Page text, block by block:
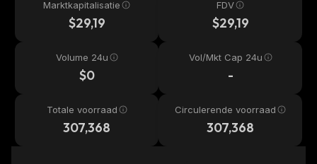
Marktkapitalisatie
$29,19
FDV
$29,19
Volume 24u
$0
Vol/Mkt Cap 24u
-
Totale voorraad
307,368
Circulerende voorraad
307,368